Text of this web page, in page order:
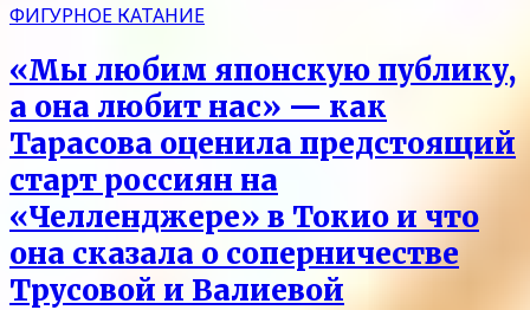
ФИГУРНОЕ КАТАНИЕ
«Мы любим японскую публику,
а она любит нас» — как
Тарасова оценила предстоящий
старт россиян на
«Челленджере» в Токио и что
она сказала о соперничестве
Трусовой и Валиевой